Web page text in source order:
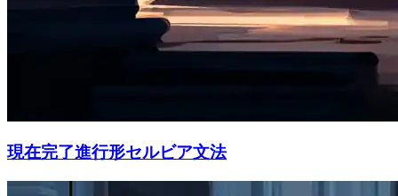
現在完了進行形セルビア文法